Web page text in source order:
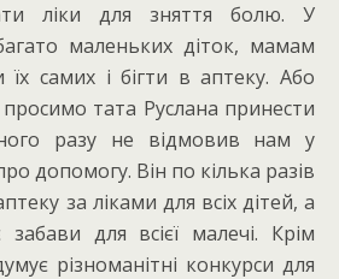
ліки для зняття болю. У
маленьких діток, мамам
самих і бігти в аптеку. Або
тата Руслана принести
разу не відмовив нам у
допомогу. Він по кілька разів
за ліками для всіх дітей, а
для всієї малечі. Крім
різноманітні конкурси для